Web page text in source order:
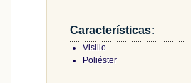
Características:
Visillo
Poliéster